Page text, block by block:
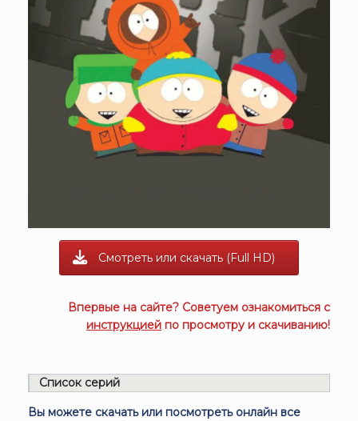
Смотреть или скачать (Full HD)
Впервые на сайте? Советуем ознакомиться с
инструкцией по просмотру и скачиванию!
Список серий
Вы можете скачать или посмотреть онлайн все